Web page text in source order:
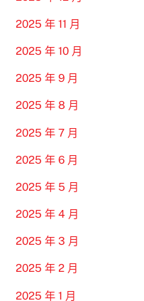
2025 年 11 月
2025 年 10 月
2025 年 9 月
2025 年 8 月
2025 年 7 月
2025 年 6 月
2025 年 5 月
2025 年 4 月
2025 年 3 月
2025 年 2 月
2025 年 1 月